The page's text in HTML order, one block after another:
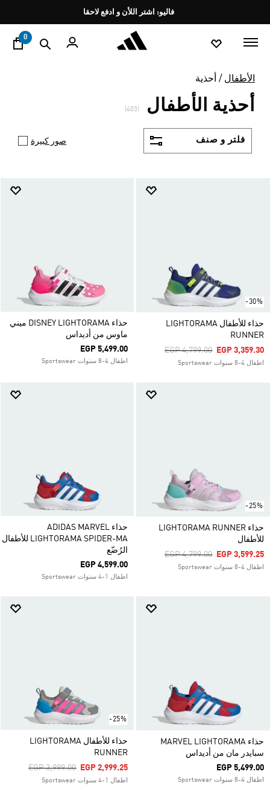
Pause
promotion
rotation
0
الأطفال أحذية
أحذية الأطفال
فلتر و صنف صور كبيرة
-30%
حذاء للأطفال LIGHTORAMA
RUNNER
Price Reduced From
EGP 4,799.00ToEGP 3,359.30
اطفال 4-8 سنوات Sportswear
حذاء DISNEY LIGHTORAMA ميني
ماوس من أديداس
EGP 5,499.00
اطفال 4-8 سنوات Sportswear
-25%
حذاء LIGHTORAMA RUNNER
للأطفال
Price Reduced From
EGP 4,799.00ToEGP 3,599.25
اطفال 4-8 سنوات Sportswear
حذاء ADIDAS MARVEL
LIGHTORAMA SPIDER-MA للأطفال
الرُضّع
EGP 4,599.00
اطفال 1-4 سنوات Sportswear
حذاء MARVEL LIGHTORAMA
سبايدر مان من أديداس
EGP 5,499.00
اطفال 4-8 سنوات Sportswear
-25%
حذاء للأطفال LIGHTORAMA
RUNNER
Price Reduced From
EGP 3,999.00ToEGP 2,999.25
اطفال 1-4 سنوات Sportswear